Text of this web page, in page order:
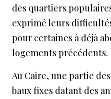
des quartiers
exprimé leurs
pour certaines à déjà
logements précédents.
Au Caire, une partie
baux fixes datant des